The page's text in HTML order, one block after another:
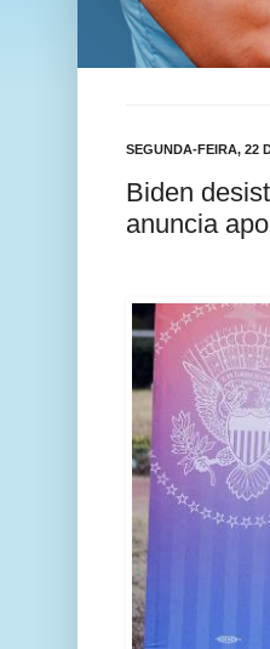
SEGUNDA-FEIRA, 22
Biden
anuncia